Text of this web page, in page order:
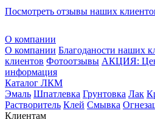
Посмотреть отзывы наших
О компании
О компании Благоданости наших
клиентов Фотоотзывы АКЦИЯ:
информация
Каталог ЛКМ
Эмаль Шпатлевка Грунтовка Лак
Растворитель Клей Смывка
Клиентам